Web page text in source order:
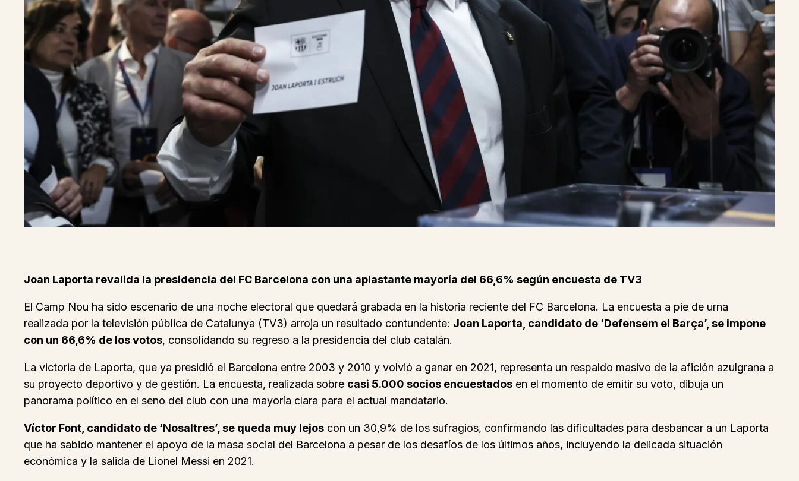
Joan Laporta revalida la presidencia del FC Barcelona con una aplastante mayoría del 66,6% según encuesta de TV3
El Camp Nou ha sido escenario de una noche electoral que quedará grabada en la historia reciente del FC Barcelona. La encuesta a pie de urna
realizada por la televisión pública de Catalunya (TV3) arroja un resultado contundente: Joan Laporta, candidato de ‘Defensem el Barça’, se impone
con un 66,6% de los votos, consolidando su regreso a la presidencia del club catalán.
La victoria de Laporta, que ya presidió el Barcelona entre 2003 y 2010 y volvió a ganar en 2021, representa un respaldo masivo de la afición azulgrana a
su proyecto deportivo y de gestión. La encuesta, realizada sobre casi 5.000 socios encuestados en el momento de emitir su voto, dibuja un
panorama político en el seno del club con una mayoría clara para el actual mandatario.
Víctor Font, candidato de ‘Nosaltres’, se queda muy lejos con un 30,9% de los sufragios, confirmando las dificultades para desbancar a un Laporta
que ha sabido mantener el apoyo de la masa social del Barcelona a pesar de los desafíos de los últimos años, incluyendo la delicada situación
económica y la salida de Lionel Messi en 2021.